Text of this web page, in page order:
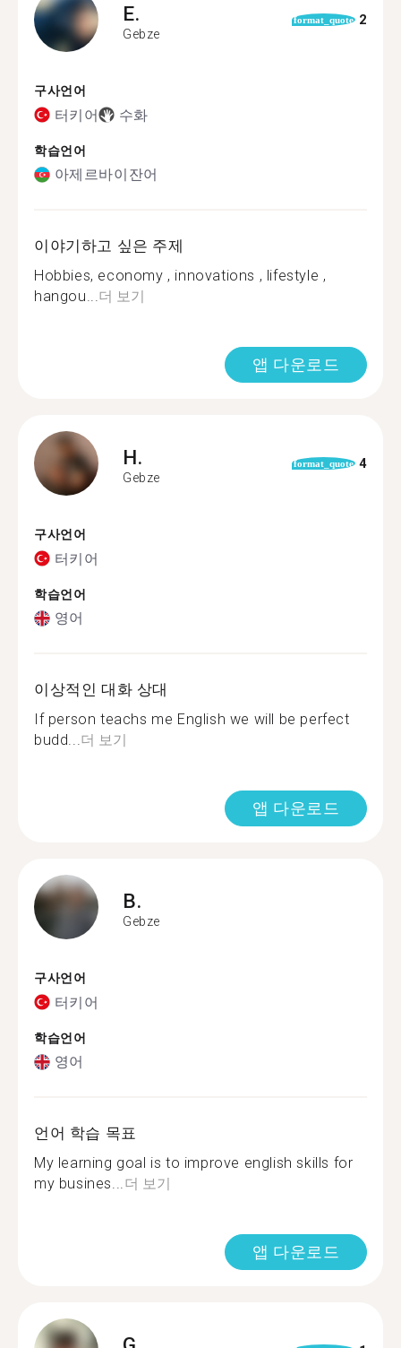
E.
Gebze
format_quote 2
구사언어
터키어 수화
학습언어
아제르바이잔어
이야기하고 싶은 주제
Hobbies, economy , innovations , lifestyle ,
hangou...더 보기
앱 다운로드
H.
Gebze
format_quote 4
구사언어
터키어
학습언어
영어
이상적인 대화 상대
If person teachs me English we will be perfect
budd...더 보기
앱 다운로드
B.
Gebze
구사언어
터키어
학습언어
영어
언어 학습 목표
My learning goal is to improve english skills for
my busines...더 보기
앱 다운로드